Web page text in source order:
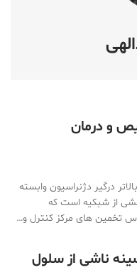
و درمان
به دو میلیون آمریکایی در سن ۴۰ و بالاتر درگیر دژنراسیون وابسته
از شبکیه است که
تخمین های مرکز کنترل و…
ناشی از سلول